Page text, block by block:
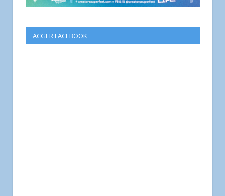
ACGER FACEBOOK